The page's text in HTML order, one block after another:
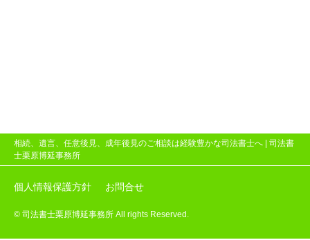
相続、遺言、任意後見、成年後見のご相談は経験豊かな司法書士へ | 司法書
士栗原博延事務所
個人情報保護方針 お問合せ
© 司法書士栗原博延事務所 All rights Reserved.